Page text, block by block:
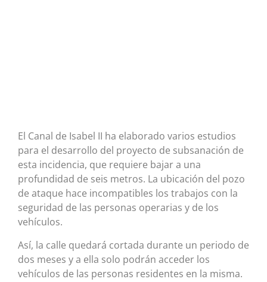
El Canal de Isabel II ha elaborado varios estudios
para el desarrollo del proyecto de subsanación de
esta incidencia, que requiere bajar a una
profundidad de seis metros. La ubicación del pozo
de ataque hace incompatibles los trabajos con la
seguridad de las personas operarias y de los
vehículos.
Así, la calle quedará cortada durante un periodo de
dos meses y a ella solo podrán acceder los
vehículos de las personas residentes en la misma.